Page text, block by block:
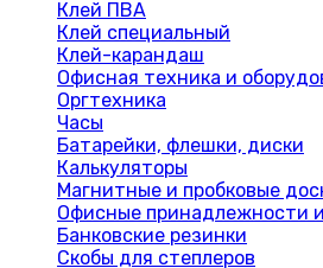
Клей ПВА
Клей специальный
Клей-карандаш
Офисная техника и
Оргтехника
Часы
Батарейки, флешки, диски
Калькуляторы
Магнитные и пробковые
Офисные принадлежности
Банковские резинки
Скобы для степлеров